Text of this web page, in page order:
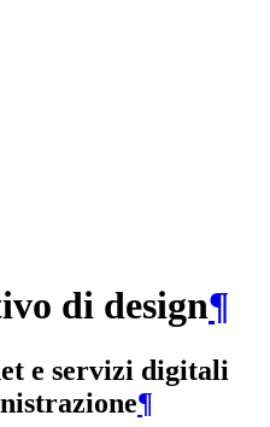
di design¶
e servizi digitali
¶